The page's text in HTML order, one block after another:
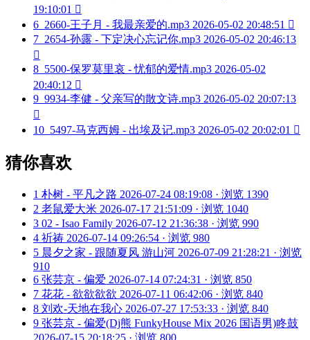
19:10:01 
6 2660-王子月 - 我最亲爱的.mp3 2026-05-02 20:48:51 
7 2654-孙露 - 下定决心忘记你.mp3 2026-05-02 20:46:13

8 5500-保罗莫里哀 - 忧郁的爱情.mp3 2026-05-02
20:40:12 
9 9934-李健 - 父亲写的散文诗.mp3 2026-05-02 20:07:13

10 5497-马克西姆 - 出埃及记.mp3 2026-05-02 20:02:01 
猜你喜欢
1 朴树 - 平凡之路 2026-07-24 08:19:08 · 浏览 1390
2 老鼠爱大米 2026-07-17 21:51:09 · 浏览 1040
3 02 - Isao Family 2026-07-12 21:36:38 · 浏览 990
4 祈祷 2026-07-14 09:26:54 · 浏览 980
5 晨夕之家 - 跟随夏风 游山河 2026-07-09 21:28:21 · 浏览
910
6 张芸京 - 偏爱 2026-07-14 07:24:31 · 浏览 850
7 花花 - 欲欲欲欲 2026-07-11 06:42:06 · 浏览 840
8 刘欢-天地在我心 2026-07-27 17:53:33 · 浏览 840
9 张芸京 - 偏爱(Dj熊 FunkyHouse Mix 2026 国语男)咚鼓
2026-07-15 20:18:25 · 浏览 800